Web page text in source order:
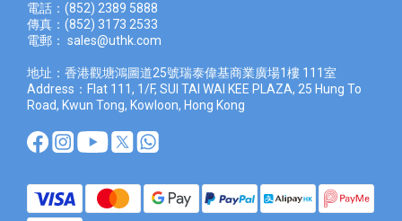
電話：(852) 2389 5888
傳真：(852) 3173 2533
電郵： sales@uthk.com
地址：香港觀塘鴻圖道25號瑞泰偉基商業廣場1樓 111室
Address：Flat 111, 1/F, SUI TAI WAI KEE PLAZA, 25 Hung To
Road, Kwun Tong, Kowloon, Hong Kong